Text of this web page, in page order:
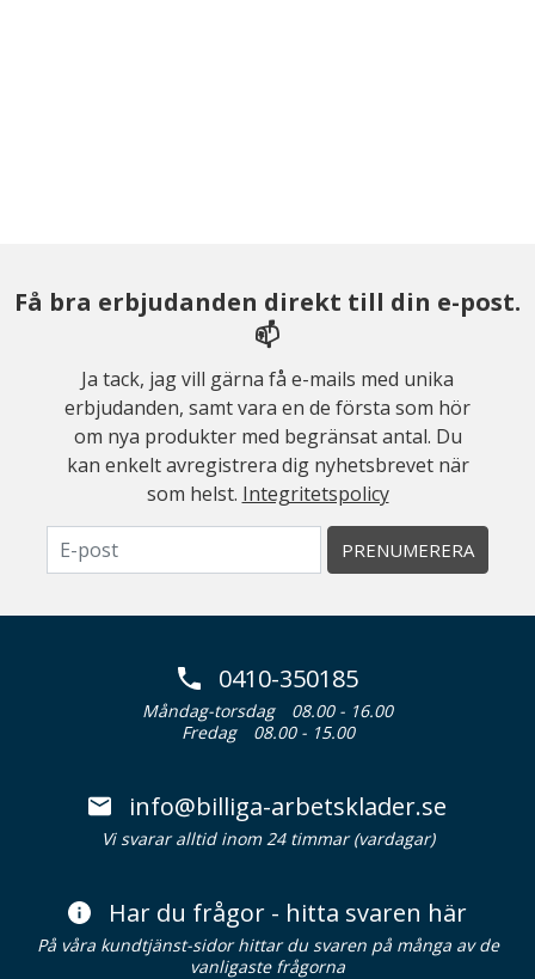
Få bra erbjudanden direkt till din e-post.
📫
Ja tack, jag vill gärna få e-mails med unika
erbjudanden, samt vara en de första som hör
om nya produkter med begränsat antal. Du
kan enkelt avregistrera dig nyhetsbrevet när
som helst. Integritetspolicy
PRENUMERERA
0410-350185
Måndag-torsdag
08.00 - 16.00
Fredag
08.00 - 15.00
info@billiga-arbetsklader.se
Vi svarar alltid inom 24 timmar (vardagar)
Har du frågor - hitta svaren här
På våra kundtjänst-sidor hittar du svaren på många av de
vanligaste frågorna